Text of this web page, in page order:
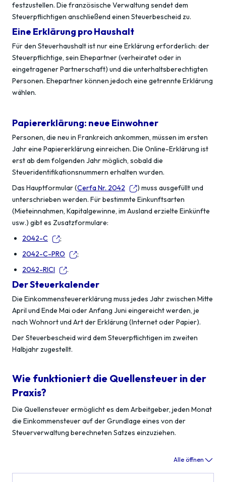
festzustellen. Die französische Verwaltung sendet dem
Steuerpflichtigen anschließend einen Steuerbescheid zu.
Eine Erklärung pro Haushalt
Für den Steuerhaushalt ist nur eine Erklärung erforderlich: der
Steuerpflichtige, sein Ehepartner (verheiratet oder in
eingetragener Partnerschaft) und die unterhaltsberechtigten
Personen. Ehepartner können jedoch eine getrennte Erklärung
wählen.
Papiererklärung: neue Einwohner
Personen, die neu in Frankreich ankommen, müssen im ersten
Jahr eine Papiererklärung einreichen. Die Online-Erklärung ist
erst ab dem folgenden Jahr möglich, sobald die
Steueridentifikationsnummern erhalten wurden.
Das Hauptformular (Cerfa Nr. 2042
) muss ausgefüllt und
unterschrieben werden. Für bestimmte Einkunftsarten
(Mieteinnahmen, Kapitalgewinne, im Ausland erzielte Einkünfte
usw.) gibt es Zusatzformulare:
2042-C
;
2042-C-PRO
;
2042-RICI
.
Der Steuerkalender
Die Einkommensteuererklärung muss jedes Jahr zwischen Mitte
April und Ende Mai oder Anfang Juni eingereicht werden, je
nach Wohnort und Art der Erklärung (Internet oder Papier).
Der Steuerbescheid wird dem Steuerpflichtigen im zweiten
Halbjahr zugestellt.
Wie funktioniert die Quellensteuer in der
Praxis?
Die Quellensteuer ermöglicht es dem Arbeitgeber, jeden Monat
die Einkommensteuer auf der Grundlage eines von der
Steuerverwaltung berechneten Satzes einzuziehen.
Alle öffnen